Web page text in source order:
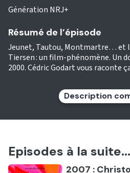
Génération NRJ+
Résumé de l’épisode
Jeunet, Tautou, Montmartre… et
Tiersen : un film-phénomène. Un
2000. Cédric Godart vous raconte
Description
Episodes à la suite...
Ecouter
2007 :